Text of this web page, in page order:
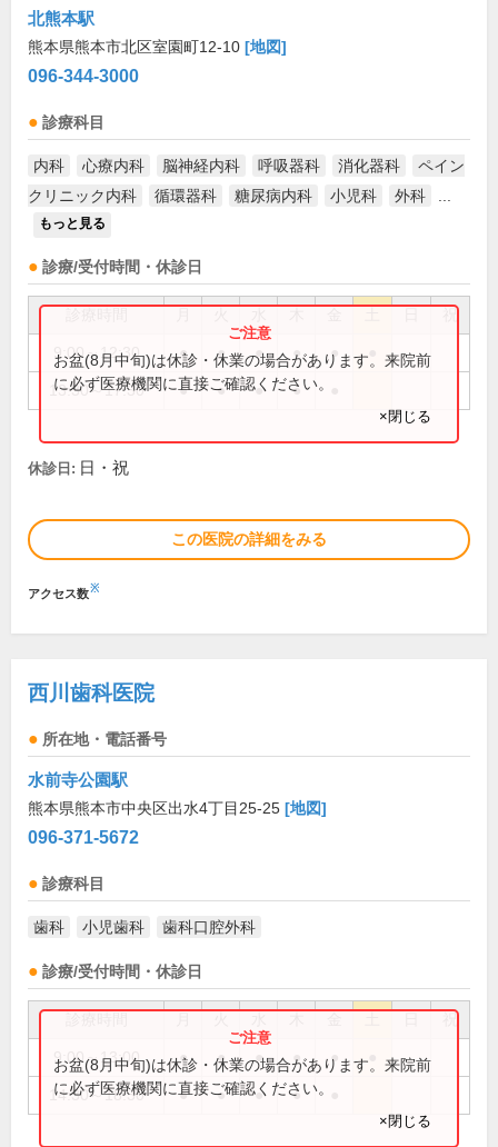
北熊本駅
熊本県熊本市北区室園町12-10 [地図]
096-344-3000
診療科目
内科 心療内科 脳神経内科 呼吸器科 消化器科
ペイン
クリニック内科
循環器科 糖尿病内科 小児科 外科
もっと見る
診療/受付時間・休診日
祝
9:00～12:30 ● ● ● ● ●
13:30～17:30 ● ● ● ●
お盆(8月中旬)は休診・休業の場合があります。来院前
に必ず医療機関に直接ご確認ください。
×閉じる
休診日: 日・祝
この医院の詳細をみる
アクセス数※
西川歯科医院
所在地・電話番号
水前寺公園駅
熊本県熊本市中央区出水4丁目25-25 [地図]
096-371-5672
診療科目
歯科 小児歯科 歯科口腔外科
診療/受付時間・休診日
祝
9:00～13:00 ● ● ● ● ●
14:30～18:30 ● ● ● ●
お盆(8月中旬)は休診・休業の場合があります。来院前
に必ず医療機関に直接ご確認ください。
×閉じる